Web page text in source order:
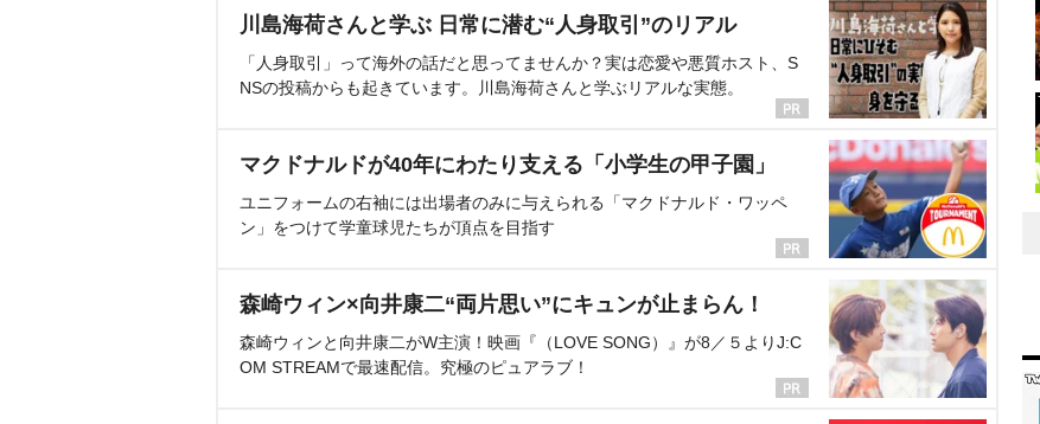
川島海荷さんと学ぶ 日常に潜む“人身取引”のリアル
「人身取引」って海外の話だと思ってませんか？実は恋愛や悪質ホスト、S
NSの投稿からも起きています。川島海荷さんと学ぶリアルな実態。
マクドナルドが40年にわたり支える「小学生の甲子園」
ユニフォームの右袖には出場者のみに与えられる「マクドナルド・ワッペ
ン」をつけて学童球児たちが頂点を目指す
森崎ウィン×向井康二“両片思い”にキュンが止まらん！
森崎ウィンと向井康二がW主演！映画『（LOVE SONG）』が8／５よりJ:C
OM STREAMで最速配信。究極のピュアラブ！